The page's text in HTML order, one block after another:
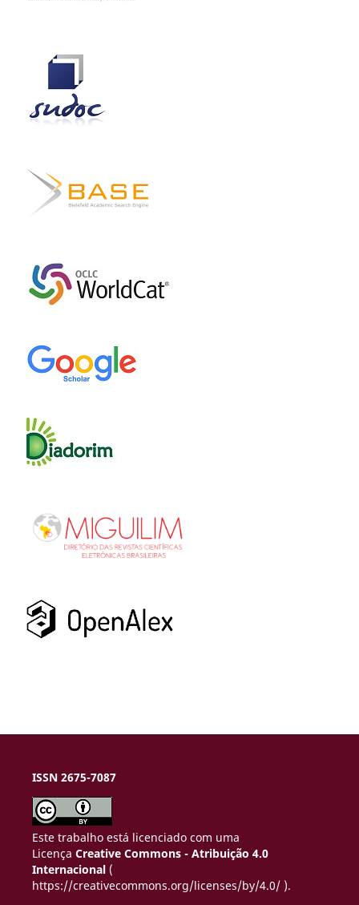
ISSN 2675-7087
Este trabalho está licenciado com uma
Licença Creative Commons - Atribuição 4.0
Internacional(
https://creativecommons.org/licenses/by/4.0/ ).